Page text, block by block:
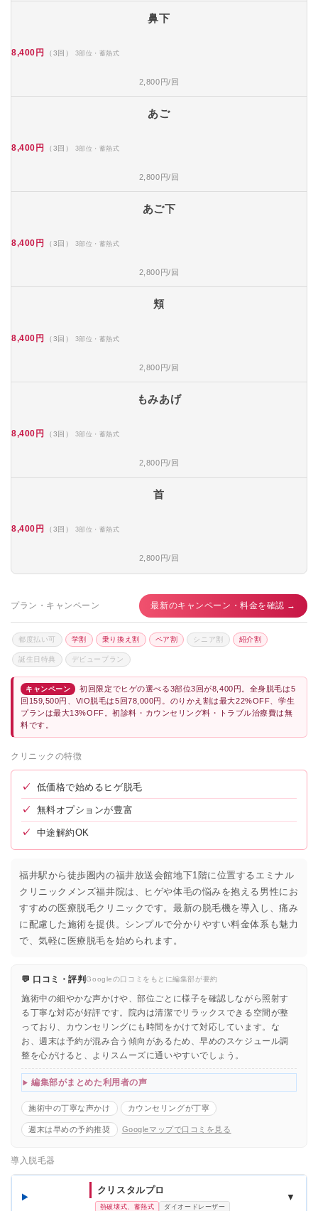
鼻下
8,400円 （3回） 3部位・蓄熱式
2,800円/回
あご
8,400円 （3回） 3部位・蓄熱式
2,800円/回
あご下
8,400円 （3回） 3部位・蓄熱式
2,800円/回
頬
8,400円 （3回） 3部位・蓄熱式
2,800円/回
もみあげ
8,400円 （3回） 3部位・蓄熱式
2,800円/回
首
8,400円 （3回） 3部位・蓄熱式
2,800円/回
プラン・キャンペーン 最新のキャンペーン・料金を確認 →
都度払い可 学割 乗り換え割 ペア割 シニア割 紹介割
誕生日特典 デビュープラン
キャンペーン
初回限定でヒゲの選べる3部位3回が8,400円。全身脱毛は5
回159,500円、VIO脱毛は5回78,000円。のりかえ割は最大22%OFF、学生
プランは最大13%OFF。初診料・カウンセリング料・トラブル治療費は無
料です。
クリニックの特徴
✓ 低価格で始めるヒゲ脱毛
✓ 無料オプションが豊富
✓ 中途解約OK
福井駅から徒歩圏内の福井放送会館地下1階に位置するエミナル
クリニックメンズ福井院は、ヒゲや体毛の悩みを抱える男性にお
すすめの医療脱毛クリニックです。最新の脱毛機を導入し、痛み
に配慮した施術を提供。シンプルで分かりやすい料金体系も魅力
で、気軽に医療脱毛を始められます。
💬 口コミ・評判Googleの口コミをもとに編集部が要約
施術中の細やかな声かけや、部位ごとに様子を確認しながら照射す
る丁寧な対応が好評です。院内は清潔でリラックスできる空間が整
っており、カウンセリングにも時間をかけて対応しています。な
お、週末は予約が混み合う傾向があるため、早めのスケジュール調
整を心がけると、よりスムーズに通いやすいでしょう。
編集部がまとめた利用者の声
施術中の丁寧な声かけ カウンセリングが丁寧
週末は早めの予約推奨 Googleマップで口コミを見る
導入脱毛器
クリスタルプロ
熱破壊式、蓄熱式 ダイオードレーザー
▼